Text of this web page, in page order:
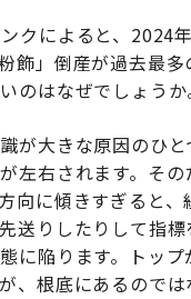
によると、2024
飾」倒産が過去最
のはなぜでしょうか
が大きな原因のひ
左右されます。そ
向に傾きすぎると
送りしたりして指
に陥ります。トッ
、根底にあるのでは